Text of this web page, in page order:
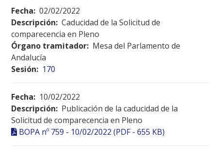
Fecha: 02/02/2022
Descripción: Caducidad de la Solicitud de
comparecencia en Pleno
Órgano tramitador: Mesa del Parlamento de
Andalucía
Sesión: 170
Fecha: 10/02/2022
Descripción: Publicación de la caducidad de la
Solicitud de comparecencia en Pleno
BOPA nº 759 - 10/02/2022 (PDF - 655 KB)